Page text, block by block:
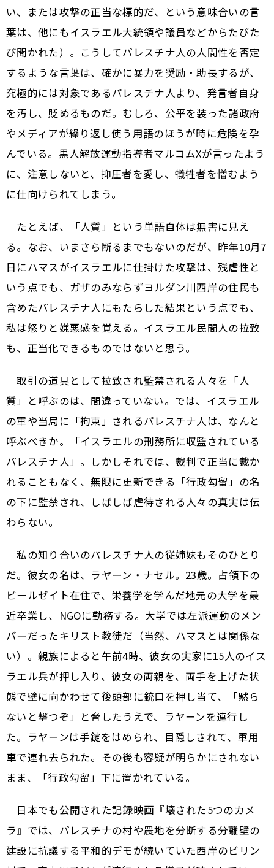
い、または攻撃の正当な標的だ、という意味合いの言
葉は、他にもイスラエル大統領や議員などからたびた
び聞かれた）。こうしてパレスチナ人の人間性を否定
するような言葉は、確かに暴力を奨励・助長するが、
究極的には対象であるパレスチナ人より、発言者自身
を汚し、貶めるものだ。むしろ、公平を装った諸政府
やメディアが繰り返し使う用語のほうが時に危険を孕
んでいる。黒人解放運動指導者マルコムXが言ったよう
に、注意しないと、抑圧者を愛し、犠牲者を憎むよう
に仕向けられてしまう。
たとえば、「人質」という単語自体は無害に見え
る。なお、いまさら断るまでもないのだが、昨年10月7
日にハマスがイスラエルに仕掛けた攻撃は、残虐性と
いう点でも、ガザのみならずヨルダン川西岸の住民も
含めたパレスチナ人にもたらした結果という点でも、
私は怒りと嫌悪感を覚える。イスラエル民間人の拉致
も、正当化できるものではないと思う。
取引の道具として拉致され監禁される人々を「人
質」と呼ぶのは、間違っていない。では、イスラエル
の軍や当局に「拘束」されるパレスチナ人は、なんと
呼ぶべきか。「イスラエルの刑務所に収監されている
パレスチナ人」。しかしそれでは、裁判で正当に裁か
れることもなく、無限に更新できる「行政勾留」の名
の下に監禁され、しばしば虐待される人々の真実は伝
わらない。
私の知り合いのパレスチナ人の従姉妹もそのひとり
だ。彼女の名は、ラヤーン・ナセル。23歳。占領下の
ビールゼイト在住で、栄養学を学んだ地元の大学を最
近卒業し、NGOに勤務する。大学では左派運動のメン
バーだったキリスト教徒だ（当然、ハマスとは関係な
い）。親族によると午前4時、彼女の実家に15人のイス
ラエル兵が押し入り、彼女の両親を、両手を上げた状
態で壁に向かわせて後頭部に銃口を押し当て、「黙ら
ないと撃つぞ」と脅したうえで、ラヤーンを連行し
た。ラヤーンは手錠をはめられ、目隠しされて、軍用
車で連れ去られた。その後も容疑が明らかにされない
まま、「行政勾留」下に置かれている。
日本でも公開された記録映画『壊された5つのカメ
ラ』では、パレスチナの村や農地を分断する分離壁の
建設に抗議する平和的デモが続いていた西岸のビリン